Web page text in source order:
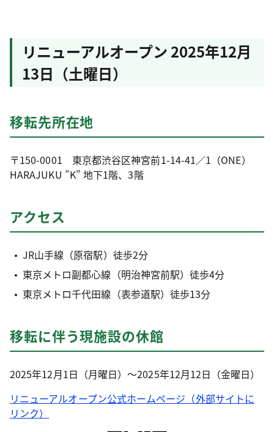
リニューアルオープン 2025年12月
13日（土曜日）
移転先所在地
〒150-0001 東京都渋谷区神宮前1-14-41／1（ONE）
HARAJUKU ”K” 地下1階、3階
アクセス
JR山手線（原宿駅）徒歩2分
東京メトロ副都心線（明治神宮前駅）徒歩4分
東京メトロ千代田線（表参道駅）徒歩13分
移転に伴う現施設の休館
2025年12月1日（月曜日）～2025年12月12日（金曜日）
リニューアルオープン公式ホームページ（外部サイトに
リンク）